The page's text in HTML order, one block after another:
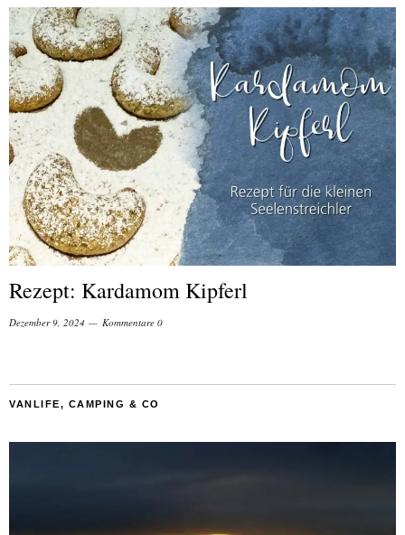
Rezept: Kardamom Kipferl
Dezember 9, 2024 Kommentare 0
VANLIFE, CAMPING & CO